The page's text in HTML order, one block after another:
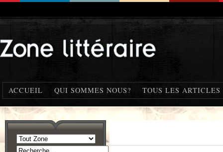
ACCUEIL QUI SOMMES NOUS? TOUS LES ARTICLES